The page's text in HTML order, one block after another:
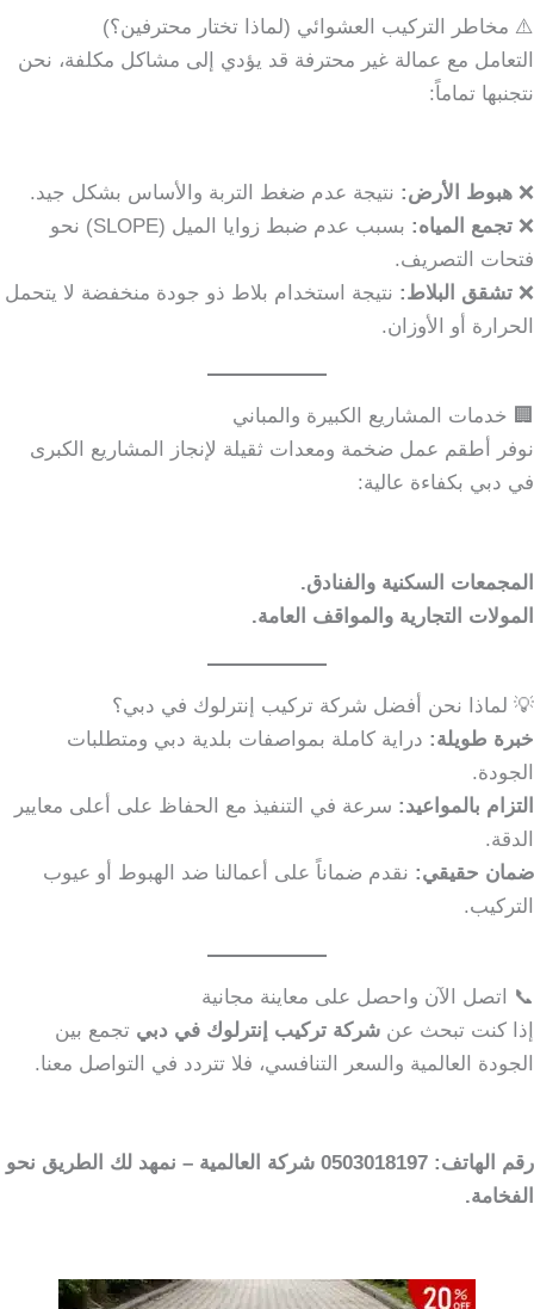
⚠️ مخاطر التركيب العشوائي (لماذا تختار محترفين؟)
التعامل مع عمالة غير محترفة قد يؤدي إلى مشاكل مكلفة، نحن
نتجنبها تماماً:
❌ هبوط الأرض: نتيجة عدم ضغط التربة والأساس بشكل جيد.
❌ تجمع المياه:
بسبب عدم ضبط زوايا الميل (SLOPE) نحو
فتحات التصريف.
❌ تشقق البلاط: نتيجة استخدام بلاط ذو جودة منخفضة لا يتحمل
الحرارة أو الأوزان.
🏢 خدمات المشاريع الكبيرة والمباني
نوفر أطقم عمل ضخمة ومعدات ثقيلة لإنجاز المشاريع الكبرى
في دبي بكفاءة عالية:
المجمعات السكنية والفنادق.
المولات التجارية والمواقف العامة.
💡 لماذا نحن أفضل شركة تركيب إنترلوك في دبي؟
خبرة طويلة: دراية كاملة بمواصفات بلدية دبي ومتطلبات
الجودة.
التزام بالمواعيد: سرعة في التنفيذ مع الحفاظ على أعلى معايير
الدقة.
ضمان حقيقي: نقدم ضماناً على أعمالنا ضد الهبوط أو عيوب
التركيب.
📞 اتصل الآن واحصل على معاينة مجانية
إذا كنت تبحث عن شركة تركيب إنترلوك في دبي تجمع بين
الجودة العالمية والسعر التنافسي، فلا تتردد في التواصل معنا.
رقم الهاتف: 0503018197
شركة العالمية – نمهد لك الطريق نحو
الفخامة.